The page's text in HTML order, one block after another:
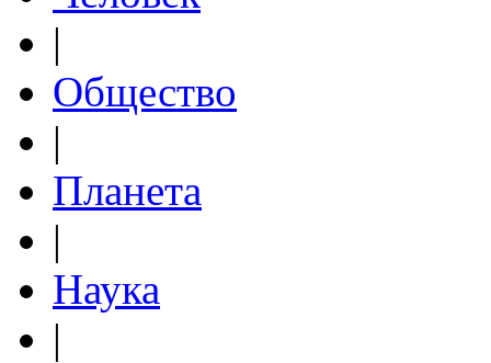
|
Общество
|
Планета
|
Наука
|